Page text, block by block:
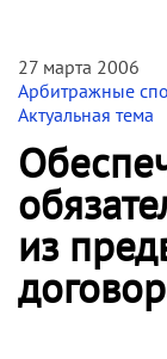
27 марта 2006
Арбитражные
Актуальная тема
из